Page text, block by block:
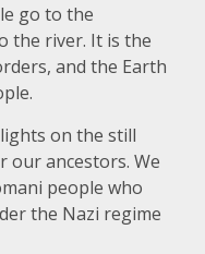
go to the
the river. It is the
and the Earth
on the still
our ancestors. We
people who
the Nazi regime